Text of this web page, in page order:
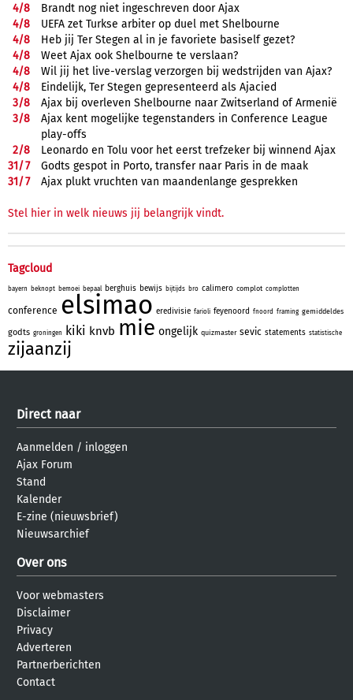
4/8
Brandt nog niet ingeschreven door Ajax
4/8
UEFA zet Turkse arbiter op duel met Shelbourne
4/8
Heb jij Ter Stegen al in je favoriete basiself gezet?
4/8
Weet Ajax ook Shelbourne te verslaan?
4/8
Wil jij het live-verslag verzorgen bij wedstrijden van Ajax?
4/8
Eindelijk, Ter Stegen gepresenteerd als Ajacied
3/8
Ajax bij overleven Shelbourne naar Zwitserland of Armenië
3/8
Ajax kent mogelijke tegenstanders in Conference League
play-offs
2/8
Leonardo en Tolu voor het eerst trefzeker bij winnend Ajax
31/7
Godts gespot in Porto, transfer naar Paris in de maak
31/7 Ajax plukt vruchten van maandenlange gesprekken
Stel hier in welk nieuws jij belangrijk vindt.
Tagcloud
bayern beknopt bemoei bepaal berghuis bewijs bijtijds bro calimero complot complotten
conference elsimao eredivisie farioli feyenoord fnoord framing gemiddeldes
godts groningen kiki knvb mie ongelijk quizmaster sevic statements statistische
zijaanzij
Direct naar
Aanmelden / inloggen
Ajax Forum
Stand
Kalender
E-zine (nieuwsbrief)
Nieuwsarchief
Over ons
Voor webmasters
Disclaimer
Privacy
Adverteren
Partnerberichten
Contact